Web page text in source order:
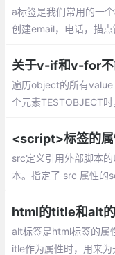
a标签是我们常用的一
创建email，电话，描点
关于v-if和v-for不
遍历object的所有
个元素TESTOBJECT
是否是array，很显然每
<script>标签的
src定义引用外部脚本
本。指定了 src 属性的
html的title和alt的
alt标签是html标签的属
itle作为属性时，用来